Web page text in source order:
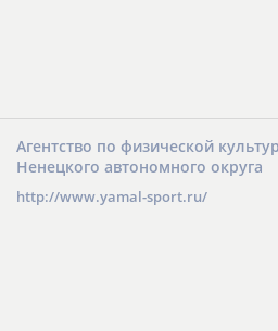
Агентство по физической
Ненецкого автономного округа
http://www.yamal-sport.ru/